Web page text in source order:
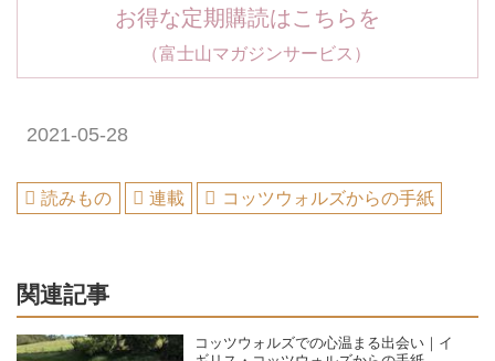
お得な定期購読はこちらを
（富士山マガジンサービス）
2021-05-28
読みもの 連載 コッツウォルズからの手紙
関連記事
コッツウォルズでの心温まる出会い｜イ